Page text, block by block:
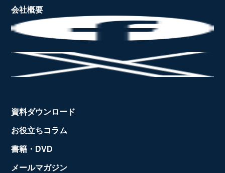
会社概要
資料ダウンロード
お役立ちコラム
書籍・DVD
メールマガジン